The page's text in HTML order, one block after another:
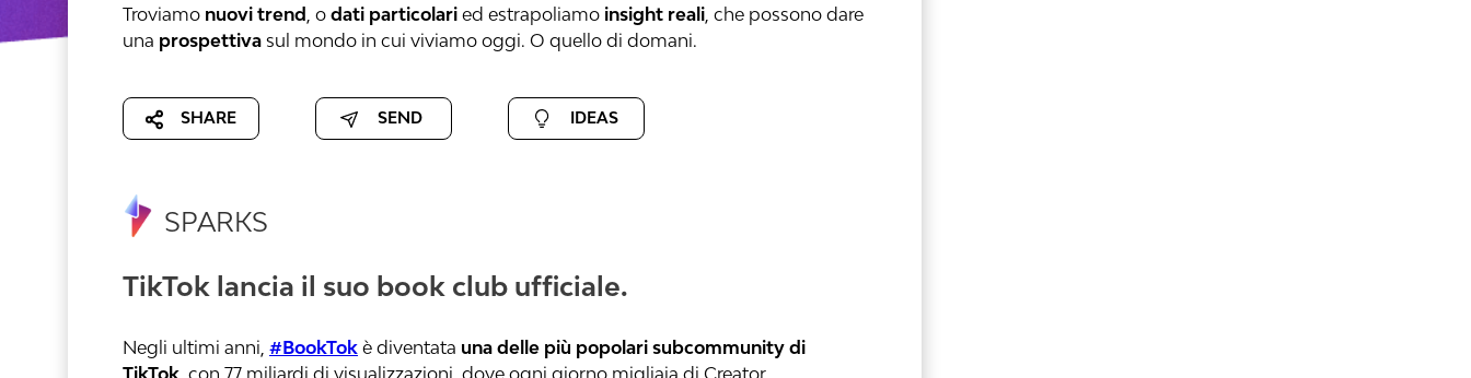
Troviamo nuovi trend , o dati particolari ed estrapoliamo insight reali , che possono dare
una prospettiva sul mondo in cui viviamo oggi. O quello di domani.
SHARE SEND IDEAS
SPARKS
TikTok lancia il suo book club ufficiale.
Negli ultimi anni, #BookTok è diventata una delle più popolari subcommunity di